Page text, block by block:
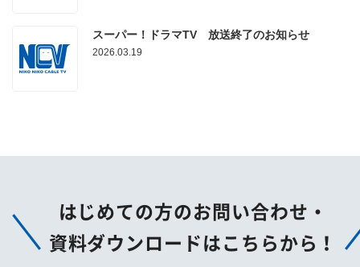
スーパー！ドラマTV 放送終了のお知らせ
2026.03.19
はじめての方のお問い合わせ・
資料ダウンロードはこちらから！